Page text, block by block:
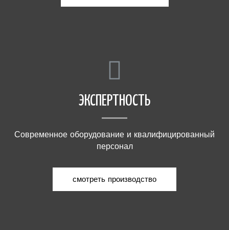
ЭКСПЕРТНОСТЬ
Современное оборудование и квалифицированный
персонал
смотреть производство